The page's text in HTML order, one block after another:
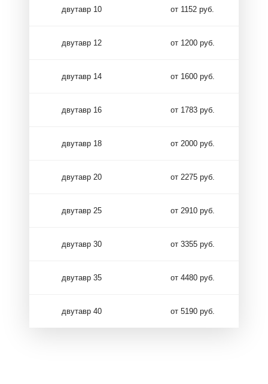
двутавр 10 от 1152 руб.
двутавр 12 от 1200 руб.
двутавр 14 от 1600 руб.
двутавр 16 от 1783 руб.
двутавр 18 от 2000 руб.
двутавр 20 от 2275 руб.
двутавр 25 от 2910 руб.
двутавр 30 от 3355 руб.
двутавр 35 от 4480 руб.
двутавр 40 от 5190 руб.